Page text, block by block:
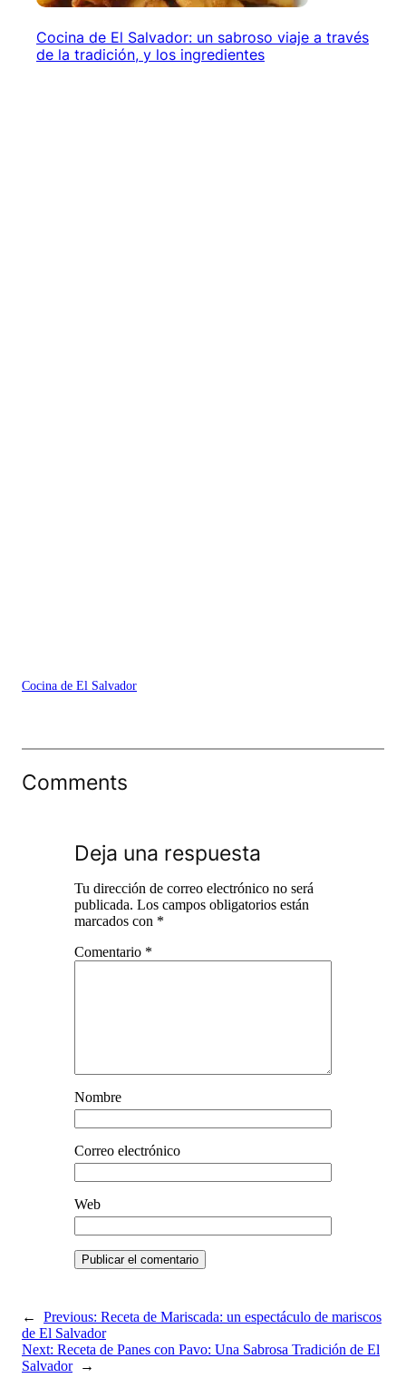
Cocina de El Salvador: un sabroso viaje a través
de la tradición, y los ingredientes
Cocina de El Salvador
Comments
Deja una respuesta
Tu dirección de correo electrónico no será
publicada. Los campos obligatorios están
marcados con *
Comentario *
Nombre
Correo electrónico
Web
← Previous: Receta de Mariscada: un espectáculo de mariscos
de El Salvador
Next: Receta de Panes con Pavo: Una Sabrosa Tradición de El
Salvador
→